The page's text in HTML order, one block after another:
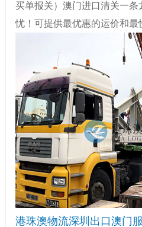
买单报关）澳门进口清关一
忧！可提供最优惠的运价和最
港珠澳物流深圳出口澳门